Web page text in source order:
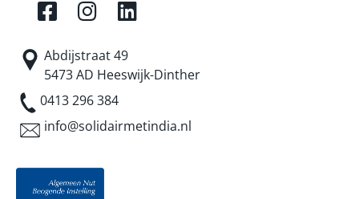
Abdijstraat 49
5473 AD Heeswijk-Dinther
0413 296 384
info@solidairmetindia.nl